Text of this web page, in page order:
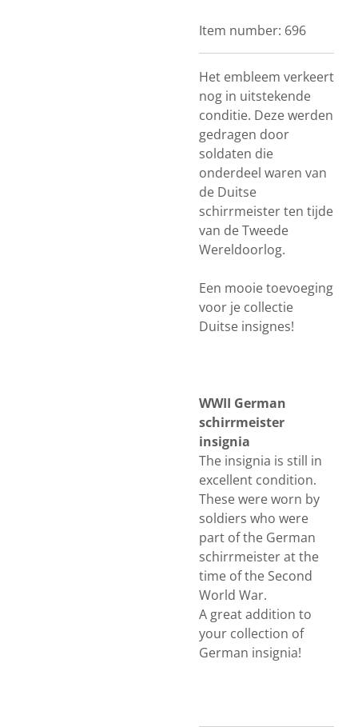
Item number: 696
Het embleem verkeert
nog in uitstekende
conditie. Deze werden
gedragen door
soldaten die
onderdeel waren van
de Duitse
schirrmeister ten tijde
van de Tweede
Wereldoorlog.
Een mooie toevoeging
voor je collectie
Duitse insignes!
WWII German
schirrmeister
insignia
The insignia is still in
excellent condition.
These were worn by
soldiers who were
part of the German
schirrmeister at the
time of the Second
World War.
A great addition to
your collection of
German insignia!